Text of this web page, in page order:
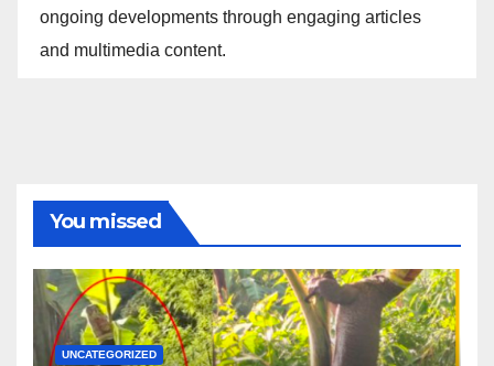
ongoing developments through engaging articles
and multimedia content.
You missed
UNCATEGORIZED